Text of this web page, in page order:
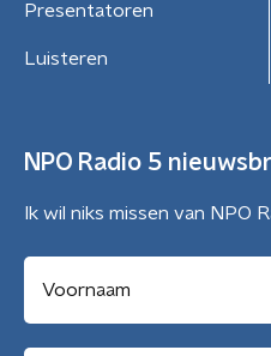
Presentatoren
Luisteren
NPO Radio 5
Ik wil niks missen van NPO